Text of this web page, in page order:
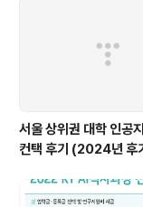
서울 상위권 대학 인공
컨택 후기 (2024년 후